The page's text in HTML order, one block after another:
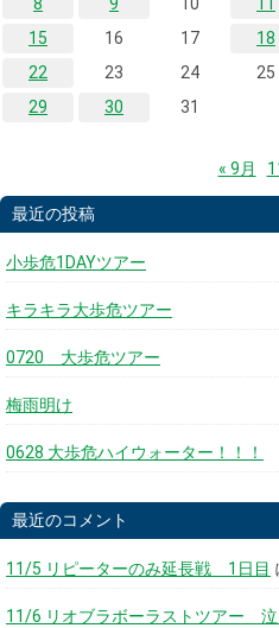
15
16 17 18
22
23 24 25
29
30 31
« 9月
最近の投稿
小歩危1DAYツアー
キラキラ大歩危ツアー
0720 大歩危ツアー
梅雨明け
0628 大歩危ハイウォーター！！！
最近のコメント
11/5 リピーターのみ延長戦 1日目
11/6 リオブラボーラストツアー 泣